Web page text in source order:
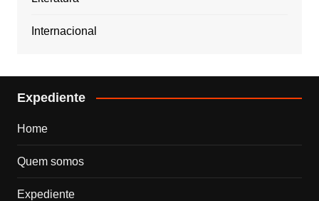
Internacional
Expediente
Home
Quem somos
Expediente